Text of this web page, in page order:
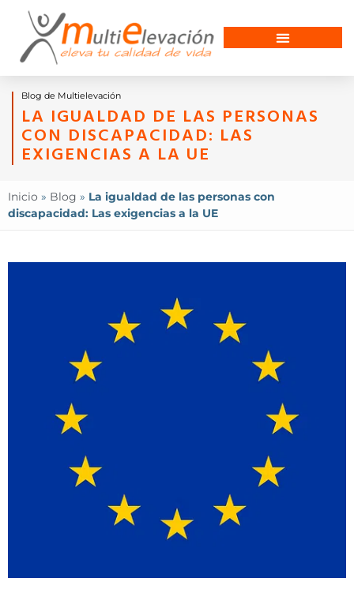
Blog de Multielevación
LA IGUALDAD DE LAS PERSONAS
CON DISCAPACIDAD: LAS
EXIGENCIAS A LA UE
Inicio » Blog » La igualdad de las personas con
discapacidad: Las exigencias a la UE